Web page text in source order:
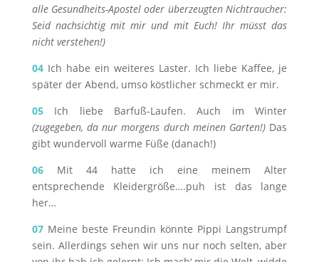
alle Gesundheits-Apostel oder überzeugten Nichtraucher:
Seid nachsichtig mit mir und mit Euch! Ihr müsst das
nicht verstehen!)
04 Ich habe ein weiteres Laster. Ich liebe Kaffee, je
später der Abend, umso köstlicher schmeckt er mir.
05
Ich liebe Barfuß-Laufen. Auch im Winter
(zugegeben, da nur morgens durch meinen Garten!) Das
gibt wundervoll warme Füße (danach!)
06Mit 44 hatte ich eine meinem Alter
entsprechende Kleidergröße….puh ist das lange
her…
07Meine beste Freundin könnte Pippi Langstrumpf
sein. Allerdings sehen wir uns nur noch selten, aber